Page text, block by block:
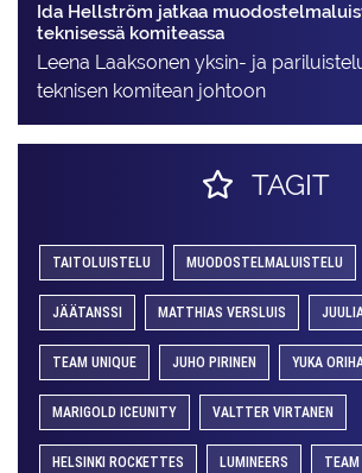
Ida Hellström jatkaa
teknisessä komiteassa
Leena Laaksonen yksin- ja
teknisen komitean johtoon
TAGIT
TAITOLUISTELU MUODOSTELMALUISTELU
JÄÄTANSSI MATTHIAS VERSLUIS
TEAM UNIQUE JUHO PIRINEN YUKA
MARIGOLD ICEUNITY VALTTER VIRTANEN
HELSINKI ROCKETTES LUMINEERS